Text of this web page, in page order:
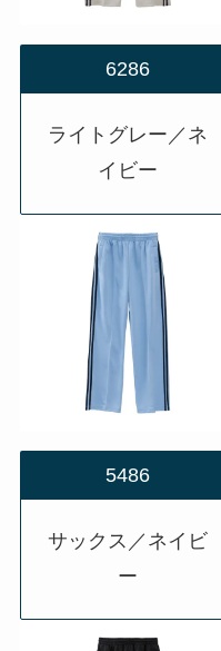
6286
ライトグレー／ネ
イビー
5486
サックス／ネイビ
ー